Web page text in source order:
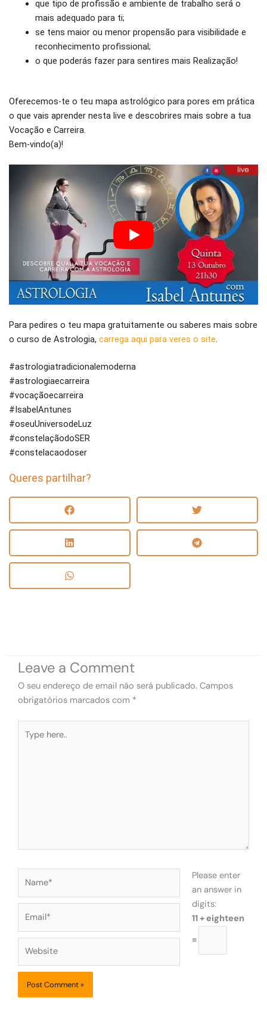
que tipo de profissão e ambiente de trabalho será o
mais adequado para ti;
se tens maior ou menor propensão para visibilidade e
reconhecimento profissional;
o que poderás fazer para sentires mais Realização!
Oferecemos-te o teu mapa astrológico para pores em prática
o que vais aprender nesta live e descobrires mais sobre a tua
Vocação e Carreira.
Bem-vindo(a)!
Para pedires o teu mapa gratuitamente ou saberes mais sobre
o curso de Astrologia, carrega aqui para veres o site.
#astrologiatradicionalemoderna
#astrologiaecarreira
#vocaçãoecarreira
#IsabelAntunes
#oseuUniversodeLuz
#constelaçãodoSER
#constelacaodoser
Queres partilhar?
Leave a Comment
O seu endereço de email não será publicado. Campos
obrigatórios marcados com *
here..
Please enter
an answer in
digits:
11 + eighteen
=